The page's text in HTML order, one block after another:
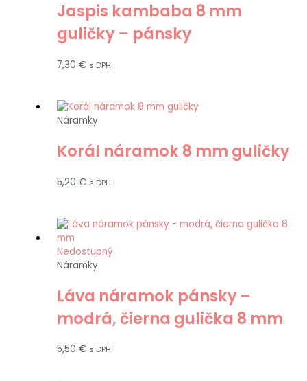
Jaspis kambaba 8 mm
guličky – pánsky
7,30 € s DPH
Náramky
Korál náramok 8 mm guličky
5,20 € s DPH
Nedostupný
Náramky
Láva náramok pánsky –
modrá, čierna gulička 8 mm
5,50 € s DPH